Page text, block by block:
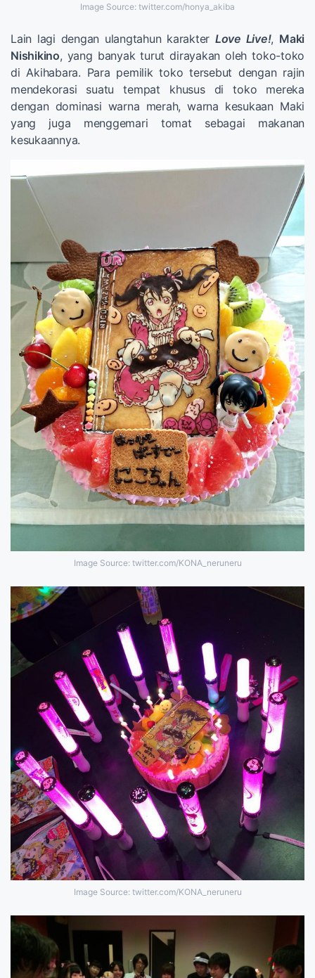
Image Source: twitter.com/honya_akiba
Lain lagi dengan ulangtahun karakter Love Live!, Maki
Nishikino, yang banyak turut dirayakan oleh toko-toko
di Akihabara. Para pemilik toko tersebut dengan rajin
mendekorasi suatu tempat khusus di toko mereka
dengan dominasi warna merah, warna kesukaan Maki
yang juga menggemari tomat sebagai makanan
kesukaannya.
Image Source: twitter.com/KONA_neruneru
Image Source: twitter.com/KONA_neruneru